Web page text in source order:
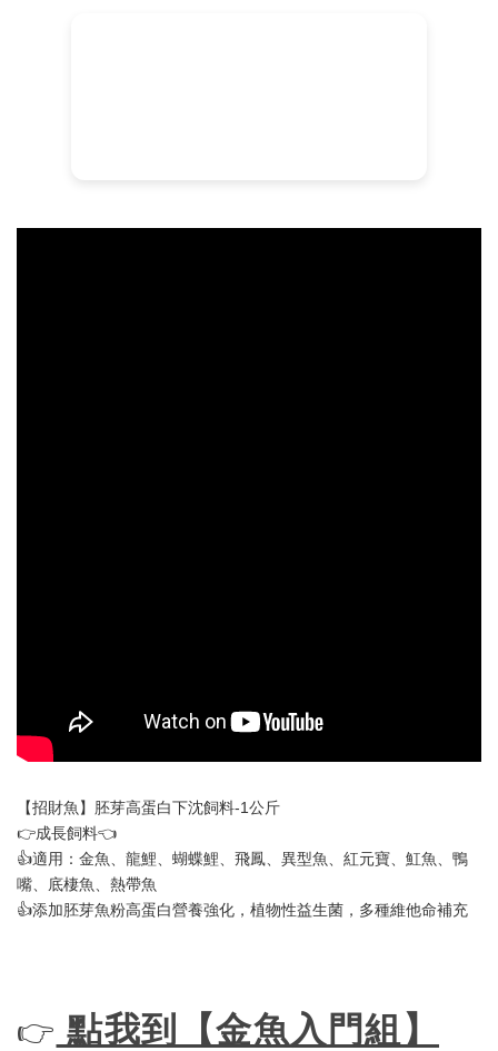
【招財魚】胚芽高蛋白下沈飼料-1公斤
👉成長飼料👈
👍適用：金魚、龍鯉、蝴蝶鯉、飛鳳、異型魚、紅元寶、魟魚、鴨
嘴、底棲魚、熱帶魚
👍添加胚芽魚粉高蛋白營養強化，植物性益生菌，多種維他命補充
👉 點我到【金魚入門組】